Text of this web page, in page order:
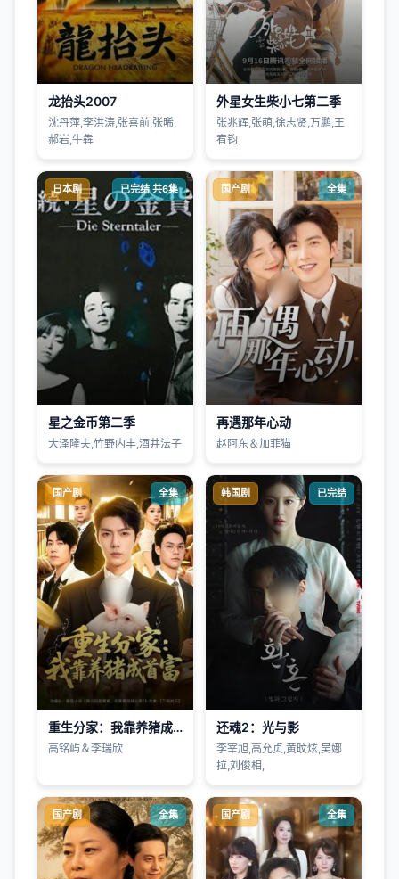
龙抬头2007
沈丹萍,李洪涛,张喜前,张晞,
郝岩,牛犇
外星女生柴小七第二季
张兆辉,张萌,徐志贤,万鹏,王
宥钧
日本剧 已完结 共6集
星之金币第二季
大泽隆夫,竹野内丰,酒井法子
国产剧 全集
再遇那年心动
赵阿东＆加菲猫
国产剧 全集
重生分家：我靠养猪成首富
高铭屿＆李瑞欣
韩国剧 已完结
还魂2：光与影
李宰旭,高允贞,黄旼炫,吴娜
拉,刘俊相,
国产剧 全集 国产剧 全集